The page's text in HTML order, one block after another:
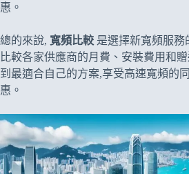
惠。
總的來說, 寬頻比較 是選擇新寬頻服務
比較各家供應商的月費、安裝費用和
到最適合自己的方案,享受高速寬頻的
惠。